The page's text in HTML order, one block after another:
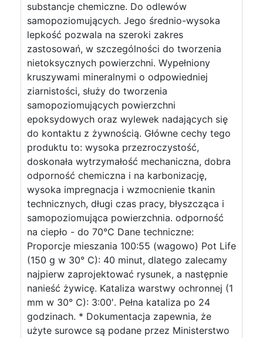
substancje chemiczne. Do odlewów
samopoziomujących. Jego średnio-wysoka
lepkość pozwala na szeroki zakres
zastosowań, w szczególności do tworzenia
nietoksycznych powierzchni. Wypełniony
kruszywami mineralnymi o odpowiedniej
ziarnistości, służy do tworzenia
samopoziomujących powierzchni
epoksydowych oraz wylewek nadających się
do kontaktu z żywnością. Główne cechy tego
produktu to: wysoka przezroczystość,
doskonała wytrzymałość mechaniczna, dobra
odporność chemiczna i na karbonizację,
wysoka impregnacja i wzmocnienie tkanin
technicznych, długi czas pracy, błyszcząca i
samopoziomująca powierzchnia. odporność
na ciepło - do 70°C Dane techniczne:
Proporcje mieszania 100:55 (wagowo) Pot Life
(150 g w 30° C): 40 minut, dlatego zalecamy
najpierw zaprojektować rysunek, a następnie
nanieść żywicę. Kataliza warstwy ochronnej (1
mm w 30° C): 3:00′. Pełna kataliza po 24
godzinach. * Dokumentacja zapewnia, że
użyte surowce są podane przez Ministerstwo